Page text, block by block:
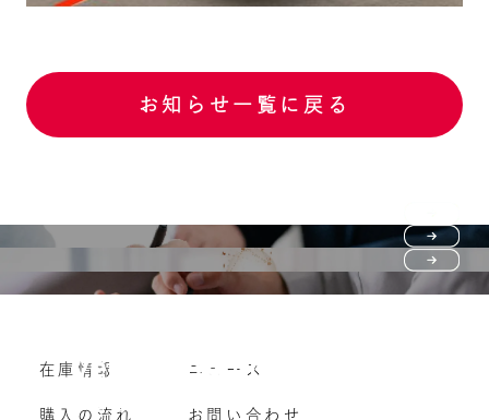
お知らせ一覧に戻る
購入の流れ
よくいただくご質問
Vehicle purchase
車両買い取り
在庫情報
購入の流れ
ニュース
お問い合わせ